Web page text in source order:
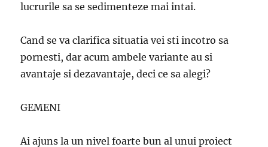
lucrurile sa se sedimenteze mai intai.
Cand se va clarifica situatia vei sti incotro sa
pornesti, dar acum ambele variante au si
avantaje si dezavantaje, deci ce sa alegi?
GEMENI
Ai ajuns la un nivel foarte bun al unui proiect